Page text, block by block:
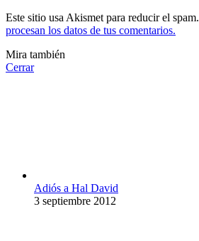
Este sitio usa Akismet para reducir el spam.
procesan los datos de tus comentarios.
Mira también
Cerrar
Adiós a Hal David
3 septiembre 2012